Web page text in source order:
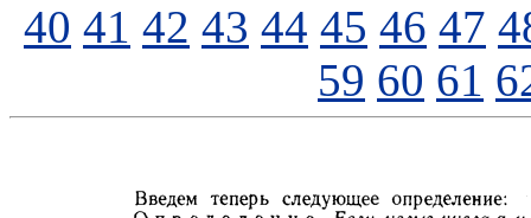
40 41 42 43 44 45 46 47
59 60 61